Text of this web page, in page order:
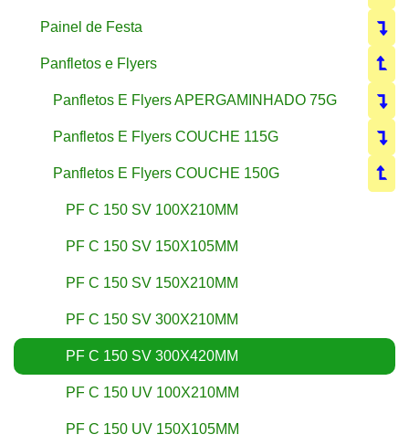
Painel de Festa
Panfletos e Flyers
Panfletos E Flyers APERGAMINHADO 75G
Panfletos E Flyers COUCHE 115G
Panfletos E Flyers COUCHE 150G
PF C 150 SV 100X210MM
PF C 150 SV 150X105MM
PF C 150 SV 150X210MM
PF C 150 SV 300X210MM
PF C 150 SV 300X420MM
PF C 150 UV 100X210MM
PF C 150 UV 150X105MM